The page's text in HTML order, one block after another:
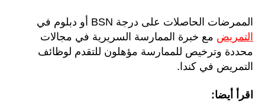
الممرضات الحاصلات على درجة BSN أو دبلوم في
التمريض مع خبرة الممارسة السريرية في مجالات
محددة وترخيص للممارسة مؤهلون للتقدم لوظائف
التمريض في كندا.
اقرأ أيضا: